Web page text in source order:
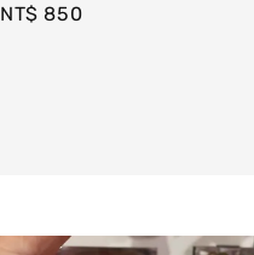
Regular
NT$ 850